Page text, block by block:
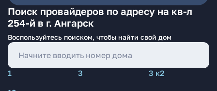
Поиск провайдеров по адресу на кв-л
254-й в г. Ангарск
Воспользуйтесь поиском, чтобы найти свой дом
1 3
3 к2